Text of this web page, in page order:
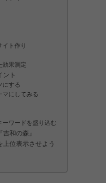
ト作り
効果測定
ント
にする
マにしてみる
ーワードを盛り込む
和の森』
位表示させよう